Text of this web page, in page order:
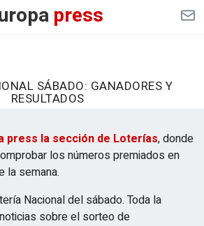
press
SÁBADO: GANADORES Y
RESULTADOS
press la sección de Loterías, donde
los números premiados en
la semana.
Nacional del sábado. Toda la
sobre el sorteo de